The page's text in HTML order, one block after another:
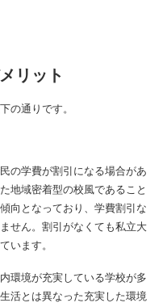
リット
の通りです。
の学費が割引になる場合があ
地域密着型の校風であること
向となっており、学費割引な
せん。割引がなくても私立大
います。
環境が充実している学校が多
活とは異なった充実した環境